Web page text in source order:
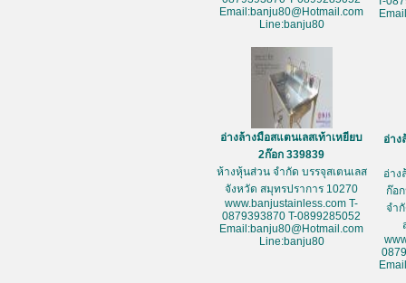
Email:banju80@Hotmail.com
Line:banju80
อ่างล้างมือสแตนเลสเท้าเหยียบ
2ก๊อก 339839
ห้างหุ้นส่วน จำกัด บรรจุสเตนเลส
จังหวัด สมุทรปราการ 10270
www.banjustainless.com T-
0879393870 T-0899285052
Email:banju80@Hotmail.com
Line:banju80
อ่าง
อ่าง
ก๊อ
จำ